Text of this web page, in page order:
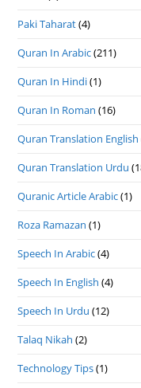
Paki Taharat(4)
Quran In Arabic(211)
Quran In Hindi(1)
Quran In Roman (16)
Quran Translation English
Quran Translation Urdu
Quranic Article Arabic(1)
Roza Ramazan (1)
Speech In Arabic(4)
Speech In English (4)
Speech In Urdu (12)
Talaq Nikah (2)
Technology Tips(1)